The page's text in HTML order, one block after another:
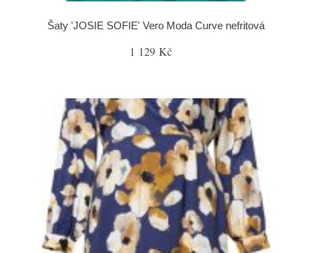
Šaty 'JOSIE SOFIE' Vero Moda Curve nefritová
1 129 Kč